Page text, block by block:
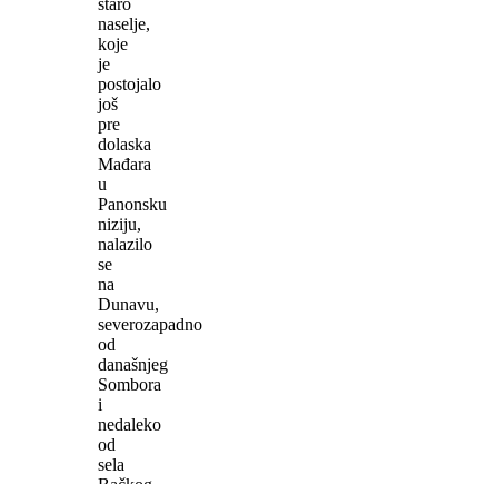
staro
naselje,
koje
je
postojalo
još
pre
dolaska
Mađara
u
Panonsku
niziju,
nalazilo
se
na
Dunavu,
severozapadno
od
današnjeg
Sombora
i
nedaleko
od
sela